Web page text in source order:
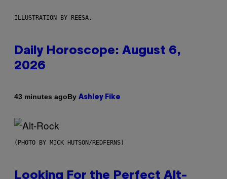
ILLUSTRATION BY REESA.
Daily Horoscope: August 6,
2026
43 minutes agoBy Ashley Fike
(PHOTO BY MICK HUTSON/REDFERNS)
Looking For the Perfect Alt-